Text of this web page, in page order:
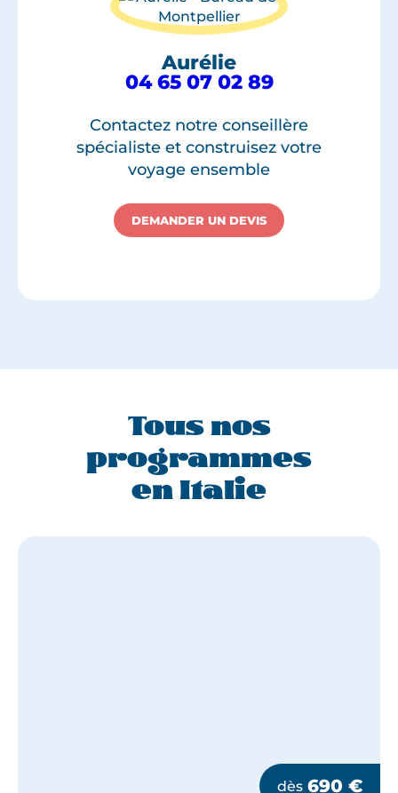
Aurélie
04 65 07 02 89
Contactez notre conseillère
spécialiste et construisez votre
voyage ensemble
DEMANDER UN DEVIS
Tous nos
programmes
en Italie
dès 690 €